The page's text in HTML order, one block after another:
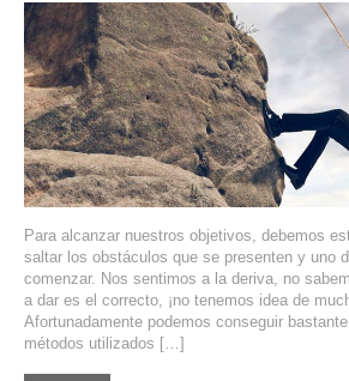
SERVICIOS DE TI
ASESORÍA TECNOLÓGICA
TRANSFORMACIÓN DIGITAL
PORTAFOLIO
BLOG
CONTACTO
Para alcanzar nuestros objetivos, debemos
saltar los obstáculos que se presenten y uno
comenzar. Nos sentimos a la deriva, no
a dar es el correcto, ¡no tenemos idea de
Afortunadamente podemos conseguir
métodos utilizados […]